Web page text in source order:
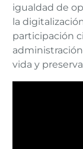
igualdad de
la
participación
vida y